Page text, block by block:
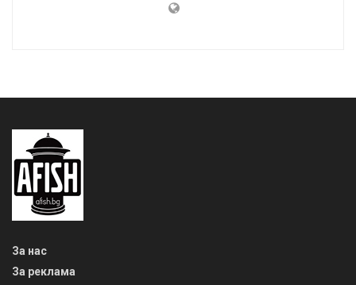
За нас
За реклама